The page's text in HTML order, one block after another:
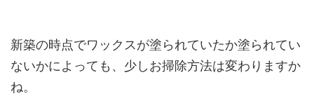
新築の時点でワックスが塗られていたか塗られてい
ないかによっても、少しお掃除方法は変わりますか
ね。